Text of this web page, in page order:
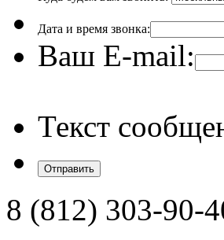
Дата и время звонка:
Ваш E-mail:
Текст
8 (812) 303-90-